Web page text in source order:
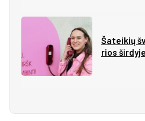
Ša­tei­kių
rios